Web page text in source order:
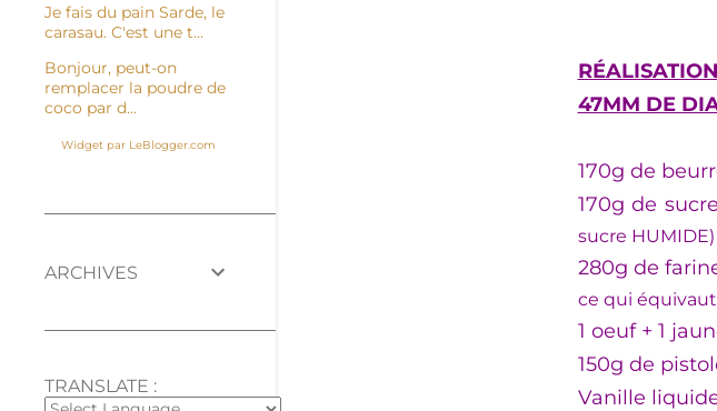
47MM DE
170g de
170g de
sucre HUMIDE)
280g de
ce qui
1 oeuf + 1
150g de
Vanille
Je fais du pain Sarde, le
carasau. C'est une t...
Bonjour, peut-on
remplacer la poudre de
coco par d...
Widget par LeBlogger.com
ARCHIVES
TRANSLATE :